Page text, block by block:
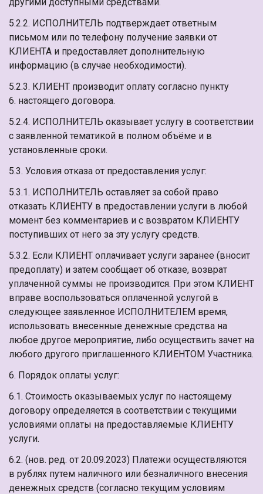
5.2.2. ИСПОЛНИТЕЛЬ подтверждает ответным
письмом или по телефону получение заявки от
КЛИЕНТА и предоставляет дополнительную
информацию (в случае необходимости).
5.2.3. КЛИЕНТ производит оплату согласно пункту
6. настоящего договора.
5.2.4. ИСПОЛНИТЕЛЬ оказывает услугу в соответствии
с заявленной тематикой в полном объёме и в
установленные сроки.
5.3. Условия отказа от предоставления услуг:
5.3.1. ИСПОЛНИТЕЛЬ оставляет за собой право
отказать КЛИЕНТУ в предоставлении услуги в любой
момент без комментариев и с возвратом КЛИЕНТУ
поступивших от него за эту услугу средств.
5.3.2. Если КЛИЕНТ оплачивает услуги заранее (вносит
предоплату) и затем сообщает об отказе, возврат
уплаченной суммы не производится. При этом КЛИЕНТ
вправе воспользоваться оплаченной услугой в
следующее заявленное ИСПОЛНИТЕЛЕМ время,
использовать внесенные денежные средства на
любое другое мероприятие, либо осуществить зачет на
любого другого приглашенного КЛИЕНТОМ Участника.
6. Порядок оплаты услуг:
6.1. Стоимость оказываемых услуг по настоящему
договору определяется в соответствии с текущими
условиями оплаты на предоставляемые КЛИЕНТУ
услуги.
6.2. (нов. ред. от 20.09.2023) Платежи осуществляются
в рублях путем наличного или безналичного внесения
денежных средств (согласно текущим условиям